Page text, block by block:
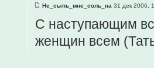
Не_сыпь_мне_соль_на 31 дек 2006,
С наступающим
женщин всем